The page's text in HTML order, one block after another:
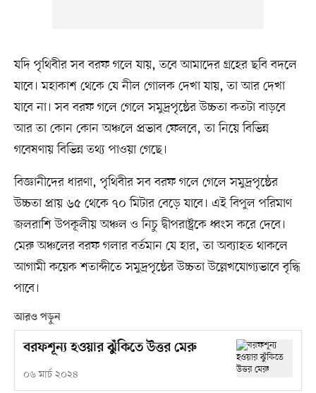
যদি পৃথিবীর সব বরফ গলে যায়, তবে আমাদের গ্রহের ছবি বদলে
যাবে। মহাকাশ থেকে যে নীল গোলক দেখা যায়, তা আর দেখা
যাবে না। সব বরফ গলে গেলে সমুদ্রপৃষ্ঠের উচ্চতা কতটা বাড়বে
আর তা কোন কোন অঞ্চলে প্রভাব ফেলবে, তা নিয়ে বিভিন্ন
গবেষণায় বিভিন্ন তথ্য পাওয়া গেছে।
বিজ্ঞানীদের ধারণা, পৃথিবীর সব বরফ গলে গেলে সমুদ্রপৃষ্ঠের
উচ্চতা প্রায় ৬৫ থেকে ৭০ মিটার বেড়ে যাবে। এই বিপুল পরিমাণ
জলরাশি উপকূলীয় অঞ্চল ও নিচু দ্বীপরাষ্ট্রকে ধ্বংস করে দেবে।
মেরু অঞ্চলের বরফ গলার বর্তমান যে হার, তা অব্যাহত থাকলে
আগামী কয়েক শতাব্দীতে সমুদ্রপৃষ্ঠের উচ্চতা উল্লেখযোগ্যভাবে বৃদ্ধি
পাবে।
আরও পড়ুন
বরফশূন্য হওয়ার ঝুঁকিতে উত্তর মেরু
০৬ মার্চ ২০২৪